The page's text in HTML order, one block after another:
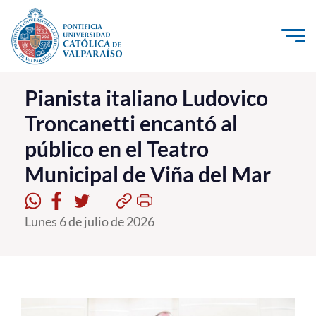
Click acá para ir directamente al contenido
La Universidad
Investigación, Creación e Innovación
PUCV Internacional
Vinculación con el Medio
Admisión
Pianista italiano Ludovico
Troncanetti encantó al
público en el Teatro
Municipal de Viña del Mar
Lunes 6 de julio de 2026